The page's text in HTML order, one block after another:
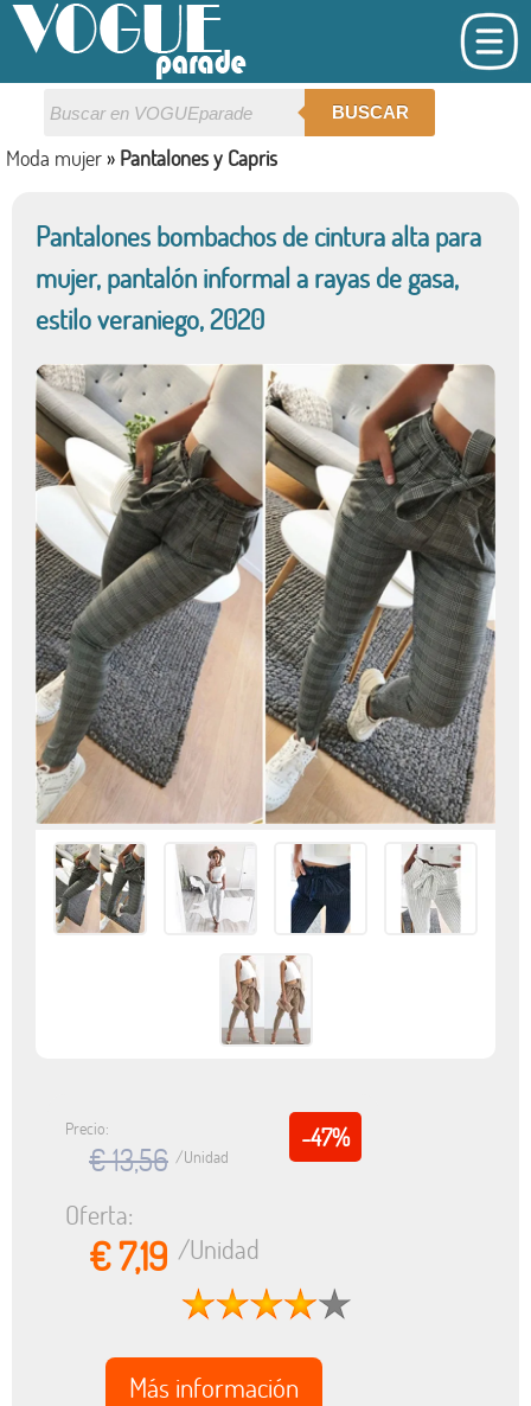
BUSCAR
Moda mujer » Pantalones y Capris
Pantalones bombachos de cintura alta para
mujer, pantalón informal a rayas de gasa,
estilo veraniego, 2020
-47%
Precio:
€ 13,56 /Unidad
Oferta:
€ 7,19 /Unidad
Más información